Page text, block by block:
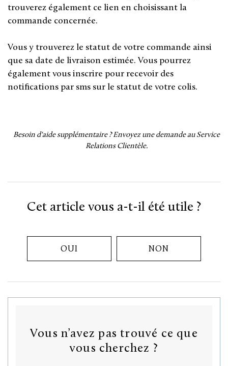
trouverez également ce lien en choisissant la
commande concernée.
Vous y trouverez le statut de votre commande ainsi
que sa date de livraison estimée. Vous pourrez
également vous inscrire pour recevoir des
notifications par sms sur le statut de votre colis.
Besoin d'aide supplémentaire ?Envoyez une demande au Service
Relations Clientèle.
Cet article vous a-t-il été utile ?
OUI NON
Vous n’avez pas trouvé ce que
vous cherchez ?